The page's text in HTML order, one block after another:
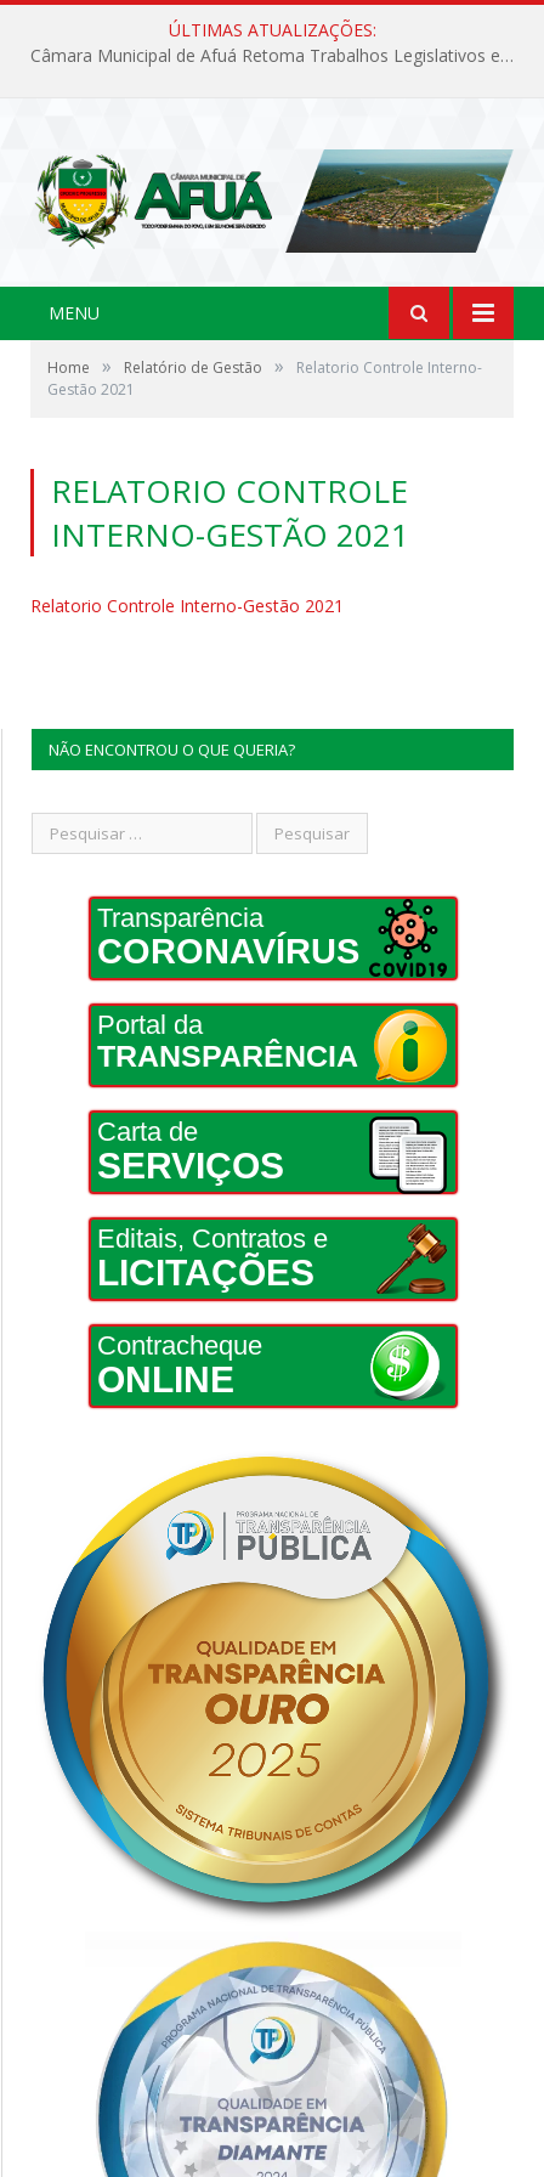
ÚLTIMAS ATUALIZAÇÕES:
Câmara Municipal de Afuá Retoma Trabalhos Legislativos em Sessão Ordinária
MENU
Home » Relatório de Gestão »
Relatorio Controle Interno-
Gestão 2021
RELATORIO CONTROLE
INTERNO-GESTÃO 2021
Relatorio Controle Interno-Gestão 2021
NÃO ENCONTROU O QUE QUERIA?
Transparência
CORONAVÍRUS
Portal da
TRANSPARÊNCIA
Carta de
SERVIÇOS
Editais, Contratos e
LICITAÇÕES
Contracheque
ONLINE